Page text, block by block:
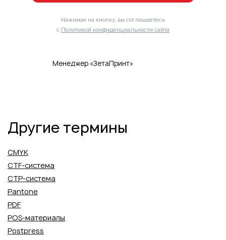
Менеджер «ЗетаПринт»
Нажимая на кнопку, вы соглашаетесь
с Политикой конфиденциальности сайта
Другие термины
CMYK
CTF-система
CTP-система
Pantone
PDF
POS-материалы
Postpress